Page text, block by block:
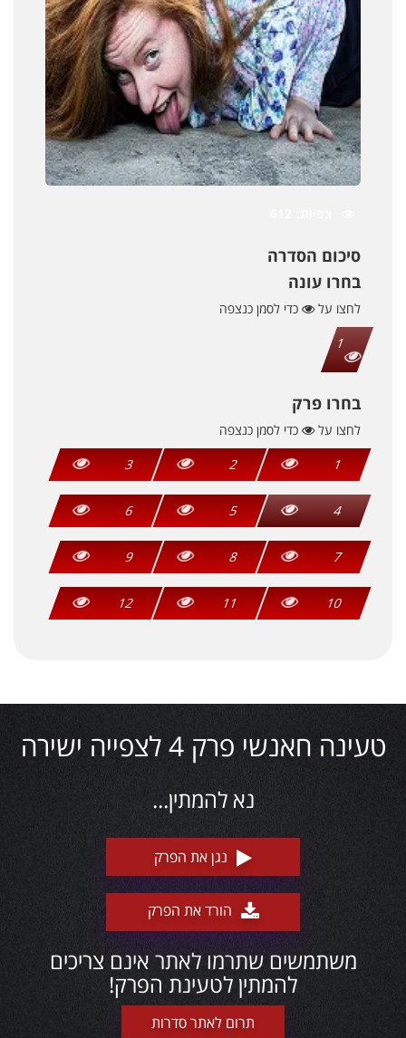
סיכום הסדרה
בחרו עונה
לחצו על
כדי לסמן כנצפה
1
בחרו פרק
לחצו על
כדי לסמן כנצפה
1
2
3
4
5
6
7
8
9
10
11
12
טעינה חאנשי פרק 4 לצפייה ישירה
נא להמתין...
נגן את הפרק
הורד את הפרק
משתמשים שתרמו לאתר אינם צריכים
להמתין לטעינת הפרק!
תרום לאתר סדרות